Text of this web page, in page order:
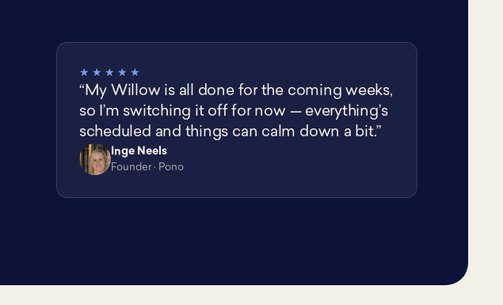
★★★★★
“My Willow is all done for the coming weeks,
so I’m switching it off for now — everything’s
scheduled and things can calm down a bit.”
IN
Inge Neels
Founder · Pono